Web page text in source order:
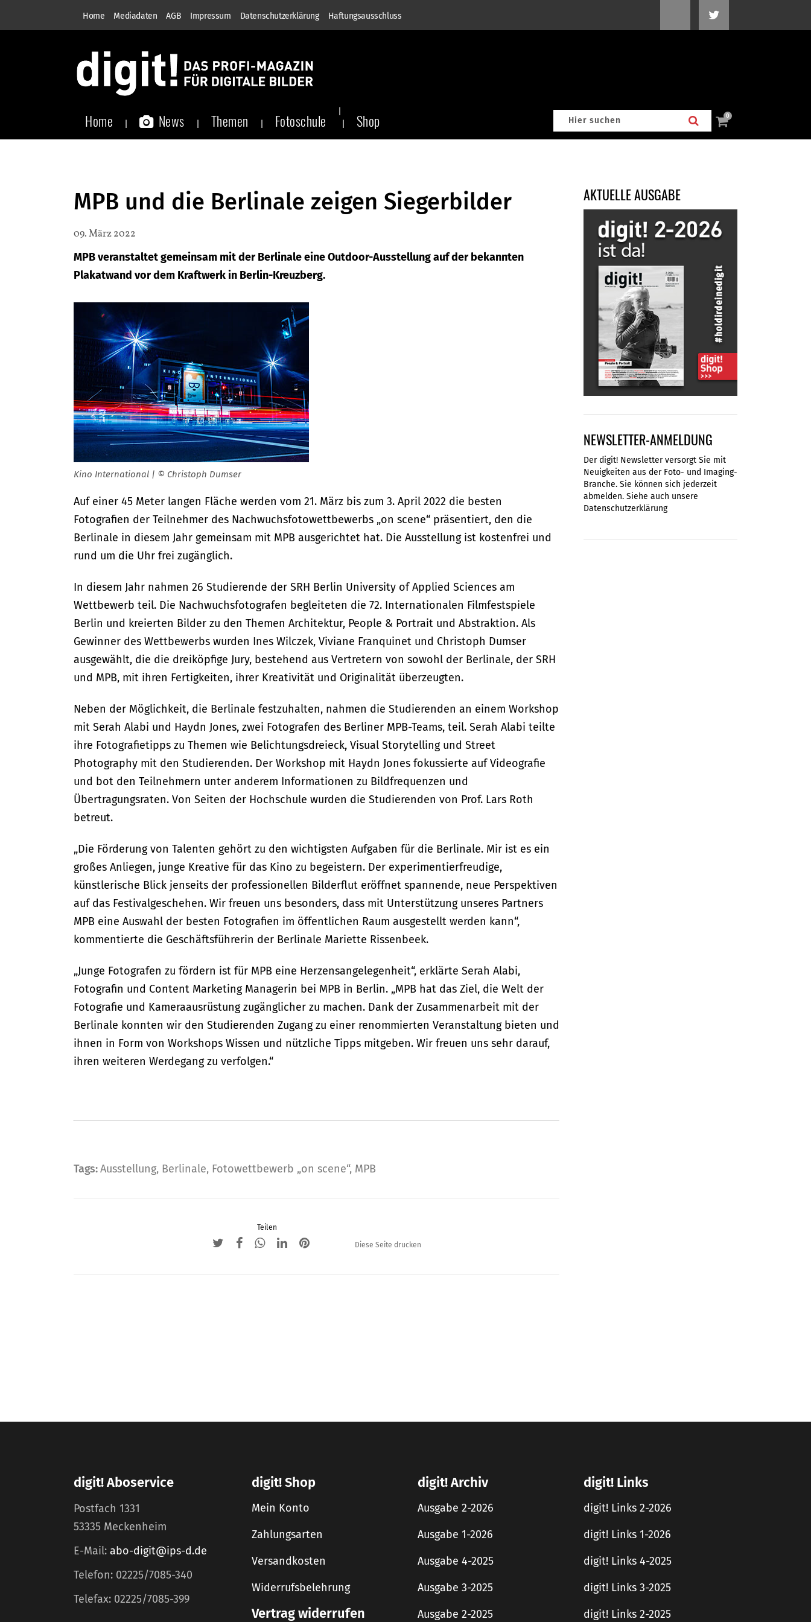
Home Mediadaten AGB Impressum Datenschutzerklärung Haftungsausschluss
Home News Themen Fotoschule Shop 0
MPB und die Berlinale zeigen Siegerbilder
09. März 2022
MPB veranstaltet gemeinsam mit der Berlinale eine Outdoor-Ausstellung auf der bekannten
Plakatwand vor dem Kraftwerk in Berlin-Kreuzberg.
Kino International | © Christoph Dumser
Auf einer 45 Meter langen Fläche werden vom 21. März bis zum 3. April 2022 die besten
Fotografien der Teilnehmer des Nachwuchsfotowettbewerbs „on scene“ präsentiert, den die
Berlinale in diesem Jahr gemeinsam mit MPB ausgerichtet hat. Die Ausstellung ist kostenfrei und
rund um die Uhr frei zugänglich.
In diesem Jahr nahmen 26 Studierende der SRH Berlin University of Applied Sciences am
Wettbewerb teil. Die Nachwuchsfotografen begleiteten die 72. Internationalen Filmfestspiele
Berlin und kreierten Bilder zu den Themen Architektur, People & Portrait und Abstraktion. Als
Gewinner des Wettbewerbs wurden Ines Wilczek, Viviane Franquinet und Christoph Dumser
ausgewählt, die die dreiköpfige Jury, bestehend aus Vertretern von sowohl der Berlinale, der SRH
und MPB, mit ihren Fertigkeiten, ihrer Kreativität und Originalität überzeugten.
Neben der Möglichkeit, die Berlinale festzuhalten, nahmen die Studierenden an einem Workshop
mit Serah Alabi und Haydn Jones, zwei Fotografen des Berliner MPB-Teams, teil. Serah Alabi teilte
ihre Fotografietipps zu Themen wie Belichtungsdreieck, Visual Storytelling und Street
Photography mit den Studierenden. Der Workshop mit Haydn Jones fokussierte auf Videografie
und bot den Teilnehmern unter anderem Informationen zu Bildfrequenzen und
Übertragungsraten. Von Seiten der Hochschule wurden die Studierenden von Prof. Lars Roth
betreut.
„Die Förderung von Talenten gehört zu den wichtigsten Aufgaben für die Berlinale. Mir ist es ein
großes Anliegen, junge Kreative für das Kino zu begeistern. Der experimentierfreudige,
künstlerische Blick jenseits der professionellen Bilderflut eröffnet spannende, neue Perspektiven
auf das Festivalgeschehen. Wir freuen uns besonders, dass mit Unterstützung unseres Partners
MPB eine Auswahl der besten Fotografien im öffentlichen Raum ausgestellt werden kann“,
kommentierte die Geschäftsführerin der Berlinale Mariette Rissenbeek.
„Junge Fotografen zu fördern ist für MPB eine Herzensangelegenheit“, erklärte Serah Alabi,
Fotografin und Content Marketing Managerin bei MPB in Berlin. „MPB hat das Ziel, die Welt der
Fotografie und Kameraausrüstung zugänglicher zu machen. Dank der Zusammenarbeit mit der
Berlinale konnten wir den Studierenden Zugang zu einer renommierten Veranstaltung bieten und
ihnen in Form von Workshops Wissen und nützliche Tipps mitgeben. Wir freuen uns sehr darauf,
ihren weiteren Werdegang zu verfolgen.“
Tags: Ausstellung, Berlinale, Fotowettbewerb „on scene“, MPB
Teilen
Diese Seite drucken
AKTUELLE AUSGABE
NEWSLETTER-ANMELDUNG
Der digit! Newsletter versorgt Sie mit
Neuigkeiten aus der Foto- und Imaging-
Branche. Sie können sich jederzeit
abmelden. Siehe auch unsere
Datenschutzerklärung
digit! Aboservice
Postfach 1331
53335 Meckenheim
E-Mail: abo-digit@ips-d.de
Telefon: 02225/7085-340
Telefax: 02225/7085-399
digit! Shop
Mein Konto
Zahlungsarten
Versandkosten
Widerrufsbelehrung
Vertrag widerrufen
digit! Archiv
Ausgabe 2-2026
Ausgabe 1-2026
Ausgabe 4-2025
Ausgabe 3-2025
Ausgabe 2-2025
digit! Links
digit! Links 2-2026
digit! Links 1-2026
digit! Links 4-2025
digit! Links 3-2025
digit! Links 2-2025